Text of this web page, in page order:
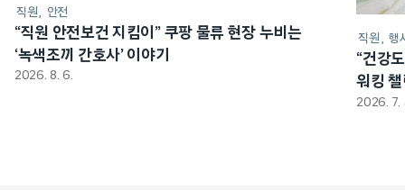
직원 안전
“직원 안전보건 지킴이” 쿠팡 물류 현장 누비는
‘녹색조끼 간호사’ 이야기
2026. 8. 6.
직원 행
“건강
워킹
2026. 7.